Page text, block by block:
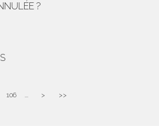
?
106 ... > >>